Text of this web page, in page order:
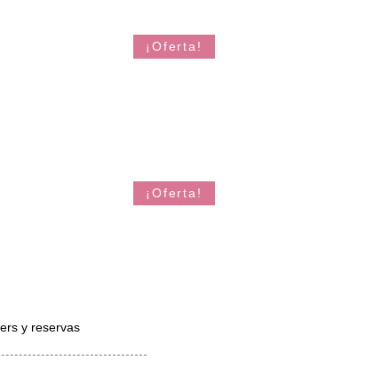
¡Oferta!
¡Oferta!
y reservas